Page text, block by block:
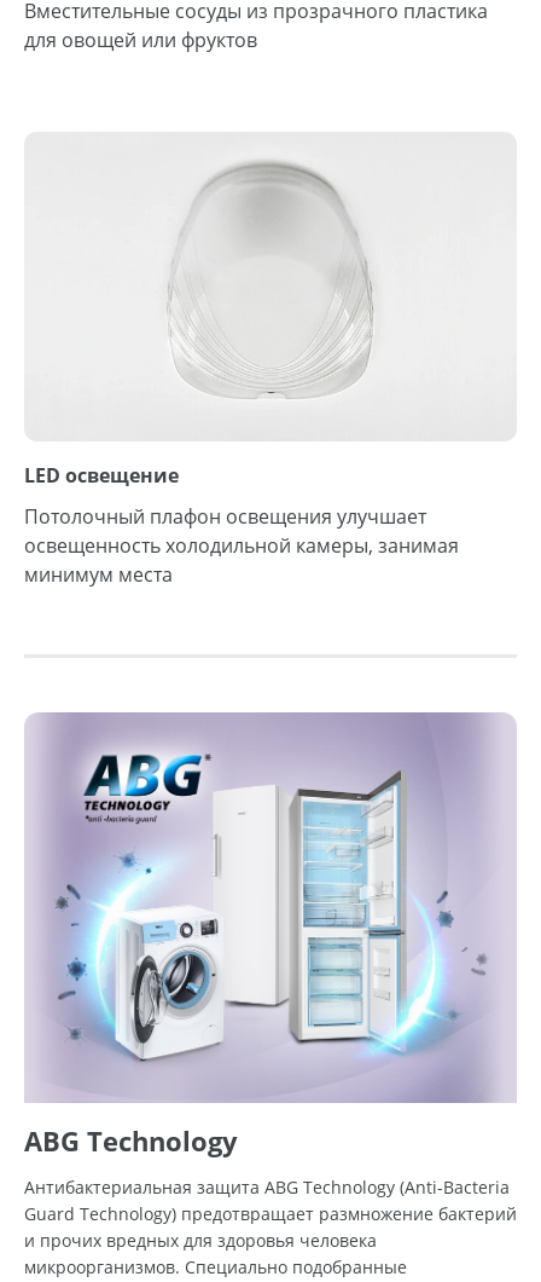
Вместительные сосуды из прозрачного пластика
для овощей или фруктов
LED освещение
Потолочный плафон освещения улучшает
освещенность холодильной камеры, занимая
минимум места
ABG Technology
Антибактериальная защита ABG Technology (Anti-Bacteria
Guard Technology) предотвращает размножение бактерий
и прочих вредных для здоровья человека
микроорганизмов. Специально подобранные